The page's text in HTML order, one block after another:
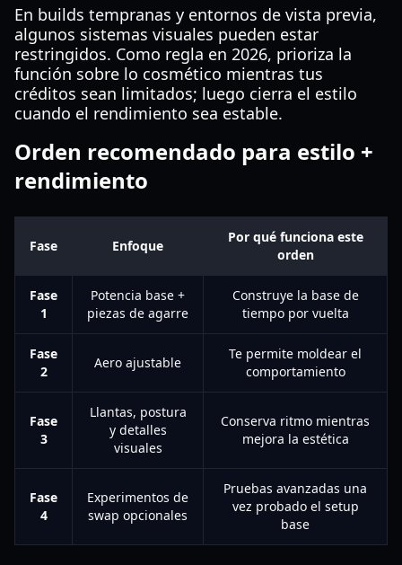
En builds tempranas y entornos de vista previa,
algunos sistemas visuales pueden estar
restringidos. Como regla en 2026, prioriza la
función sobre lo cosmético mientras tus
créditos sean limitados; luego cierra el estilo
cuando el rendimiento sea estable.
Orden recomendado para estilo +
rendimiento
Fase Enfoque
Por qué funciona este
orden
Fase
1
Potencia base +
piezas de agarre
Construye la base de
tiempo por vuelta
Fase
2
Aero ajustable
Te permite moldear el
comportamiento
Fase
3
Llantas, postura
y detalles
visuales
Conserva ritmo mientras
mejora la estética
Fase
4
Experimentos de
swap opcionales
Pruebas avanzadas una
vez probado el setup
base